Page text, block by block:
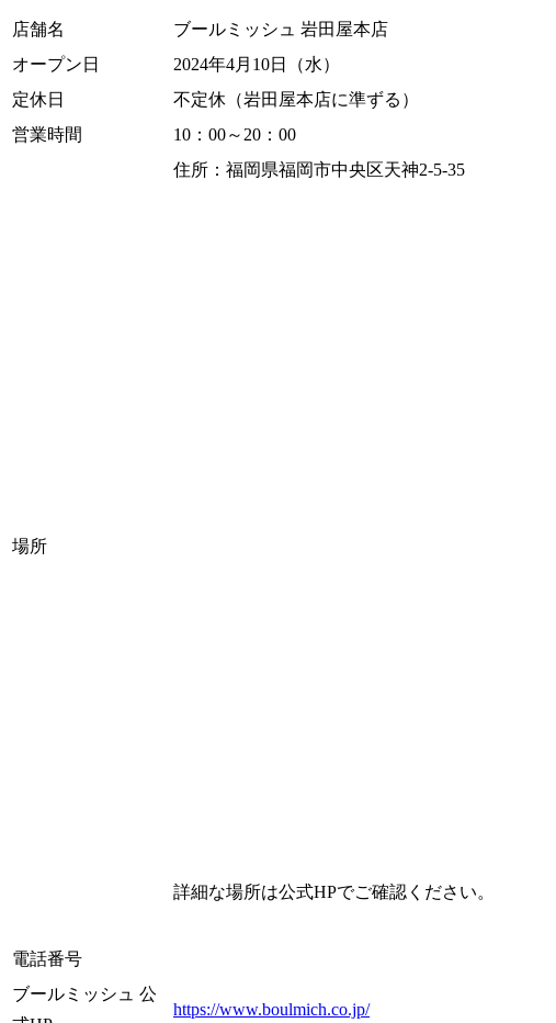
店舗名
ブールミッシュ 岩田屋本店
オープン日
2024年4月10日（水）
定休日
不定休（岩田屋本店に準ずる）
営業時間
10：00～20：00
場所
住所：福岡県福岡市中央区天神2-5-35
詳細な場所は公式HPでご確認ください。
電話番号
ブールミッシュ 公
https://www.boulmich.co.jp/